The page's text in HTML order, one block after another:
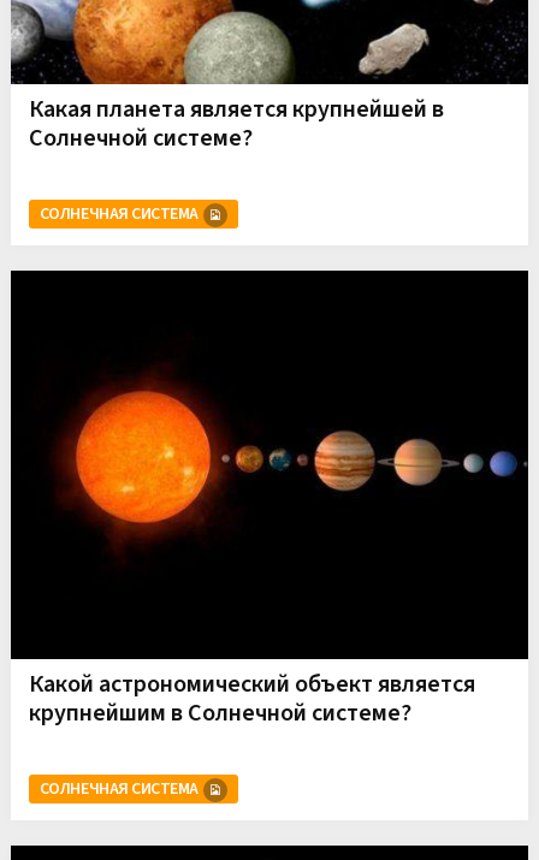
Какая планета является крупнейшей в
Солнечной системе?
СОЛНЕЧНАЯ СИСТЕМА
Какой астрономический объект является
крупнейшим в Солнечной системе?
СОЛНЕЧНАЯ СИСТЕМА